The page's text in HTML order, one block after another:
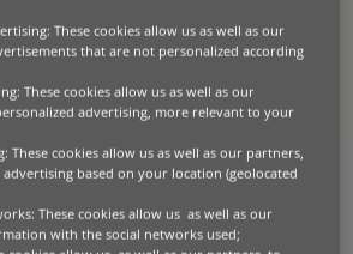
de sa flotte de livraison, Téréva souhaitait la
les valeurs au cœur de son identité.
de route de durabilité, articulée autour de
responsable, protection de l’environnement,
impact positif au niveau local), l’entreprise
la fois pratique et durable.
These cookies allow us as well as our
that are not personalized according
These cookies allow us as well as our
advertising, more relevant to your
These cookies allow us as well as our partners,
based on your location (geolocated
These cookies allow us as well as our
with the social networks used;